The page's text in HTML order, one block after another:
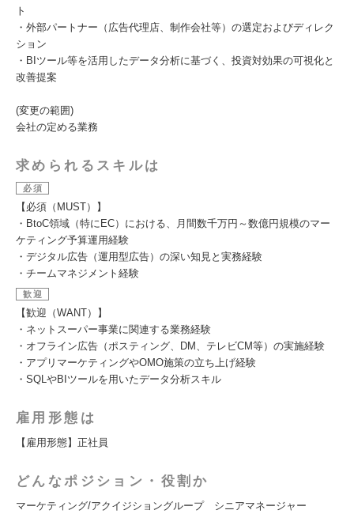
ト
・外部パートナー（広告代理店、制作会社等）の選定およびディレク
ション
・BIツール等を活用したデータ分析に基づく、投資対効果の可視化と
改善提案
(変更の範囲)
会社の定める業務
求められるスキルは
必須
【必須（MUST）】
・BtoC領域（特にEC）における、月間数千万円～数億円規模のマー
ケティング予算運用経験
・デジタル広告（運用型広告）の深い知見と実務経験
・チームマネジメント経験
歓迎
【歓迎（WANT）】
・ネットスーパー事業に関連する業務経験
・オフライン広告（ポスティング、DM、テレビCM等）の実施経験
・アプリマーケティングやOMO施策の立ち上げ経験
・SQLやBIツールを用いたデータ分析スキル
雇用形態は
【雇用形態】正社員
どんなポジション・役割か
マーケティング/アクイジショングループ シニアマネージャー